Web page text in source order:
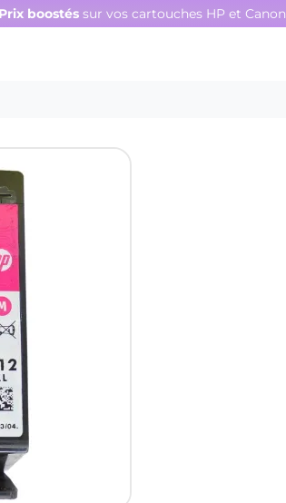
Prix boostés sur vos cartouches HP et Canon